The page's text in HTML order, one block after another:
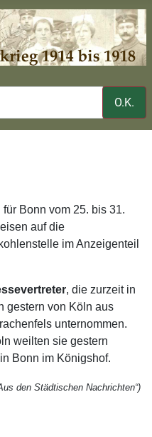
O.K.
für Bonn vom 25. bis 31.
auf die
im Anzeigenteil
, die zurzeit in
gestern von Köln aus
unternommen.
weilten sie gestern
Bonn im Königshof.
den Städtischen Nachrichten“)